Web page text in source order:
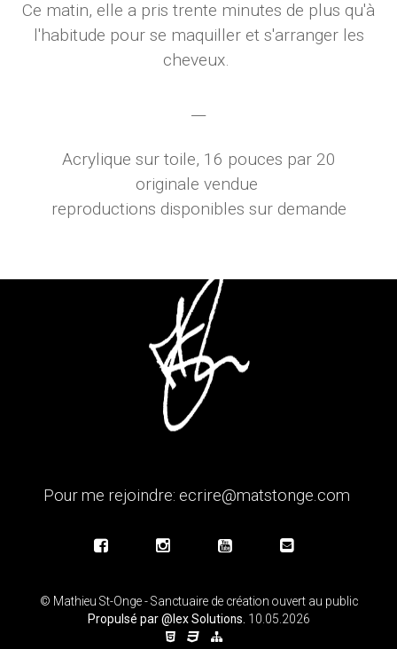
Ce matin, elle a pris trente minutes de plus qu'à
l'habitude pour se maquiller et s'arranger les
cheveux.
Acrylique sur toile, 16 pouces par 20
originale vendue
reproductions disponibles sur demande
Pour me rejoindre: ecrire@matstonge.com
© Mathieu St-Onge - Sanctuaire de création ouvert au public
Propulsé par@lex Solutions 10.05.2026